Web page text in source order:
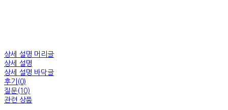
상세 설명 머리글
상세 설명
상세 설명 바닥글
후기(0)
질문(10)
관련 상품